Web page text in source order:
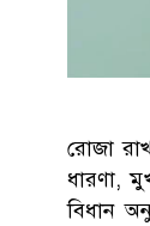
রোজা
ধারণা,
বিধান